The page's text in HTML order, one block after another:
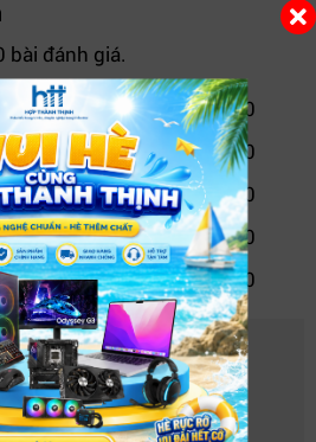
bài đánh giá.
0
0
0
0
0
BẠN
sản phẩm này: